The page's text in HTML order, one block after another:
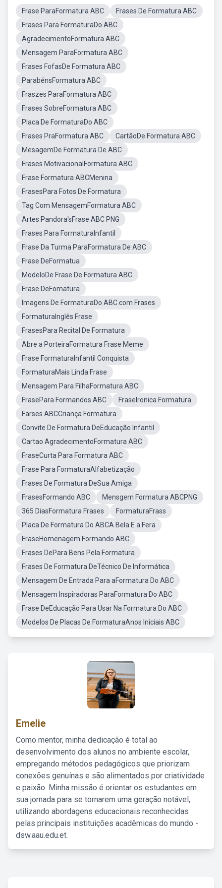
Frase ParaFormatura ABC
Frases De Formatura ABC
Frases Para FormaturaDo ABC
AgradecimentoFormatura ABC
Mensagem ParaFormatura ABC
Frases FofasDe Formatura ABC
ParabénsFormatura ABC
Fraszes ParaFormatura ABC
Frases SobreFormatura ABC
Placa De FormaturaDo ABC
Frases PraFormatura ABC
CartãoDe Formatura ABC
MesagemDe Formatura De ABC
Frases MotivacionalFormatura ABC
Frase Formatura ABCMenina
FrasesPara Fotos De Formatura
Tag Com MensagemFormatura ABC
Artes Pandora'sFrase ABC PNG
Frases Para FormaturaInfantil
Frase Da Turma ParaFormatura De ABC
Frase DeFormatua
ModeloDe Frase De Formatura ABC
Frase DeFomatura
Imagens De FormaturaDo ABC.com Frases
FormaturaInglês Frase
FrasesPara Recital De Formatura
Abre a PorteiraFormatura Frase Meme
Frase FormaturaInfantil Conquista
FormaturaMais Linda Frase
Mensagem Para FilhaFormatura ABC
FrasePara Formandos ABC
FraseIronica Formatura
Farses ABCCriança Formatura
Convite De Formatura DeEducação Infantil
Cartao AgradecimentoFormatura ABC
FraseCurta Para Formatura ABC
Frase Para FormaturaAlfabetização
Frases De Formatura DeSua Amiga
FrasesFormando ABC
Mensgem Formatura ABCPNG
365 DiasFormatura Frases
FormaturaFrass
Placa De Formatura Do ABCA Bela E a Fera
FraseHomenagem Formando ABC
Frases DePara Bens Pela Formatura
Frases De Formatura DeTécnico De Informática
Mensagem De Entrada Para aFormatura Do ABC
Mensagem Inspiradoras ParaFormatura Do ABC
Frase DeEducação Para Usar Na Formatura Do ABC
Modelos De Placas De FormaturaAnos Iniciais ABC
Emelie
Como mentor, minha dedicação é total ao
desenvolvimento dos alunos no ambiente escolar,
empregando métodos pedagógicos que priorizam
conexões genuínas e são alimentados por criatividade
e paixão. Minha missão é orientar os estudantes em
sua jornada para se tornarem uma geração notável,
utilizando abordagens educacionais reconhecidas
pelas principais instituições acadêmicas do mundo -
dsw.aau.edu.et.